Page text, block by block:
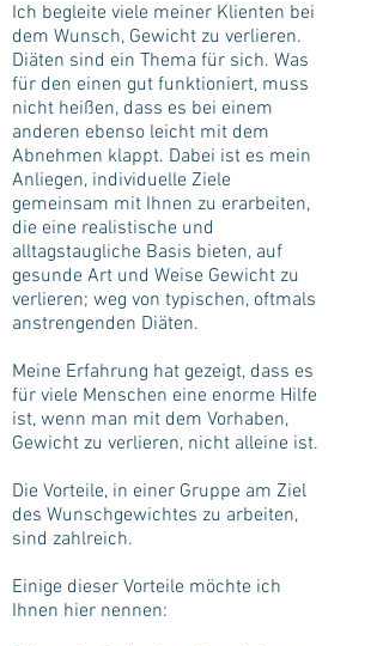
Ich begleite viele meiner Klienten bei
dem Wunsch, Gewicht zu verlieren.
Diäten sind ein Thema für sich. Was
für den einen gut funktioniert, muss
nicht heißen, dass es bei einem
anderen ebenso leicht mit dem
Abnehmen klappt. Dabei ist es mein
Anliegen, individuelle Ziele
gemeinsam mit Ihnen zu erarbeiten,
die eine realistische und
alltagstaugliche Basis bieten, auf
gesunde Art und Weise Gewicht zu
verlieren; weg von typischen, oftmals
anstrengenden Diäten.
Meine Erfahrung hat gezeigt, dass es
für viele Menschen eine enorme Hilfe
ist, wenn man mit dem Vorhaben,
Gewicht zu verlieren, nicht alleine ist.
Die Vorteile, in einer Gruppe am Ziel
des Wunschgewichtes zu arbeiten,
sind zahlreich.
Einige dieser Vorteile möchte ich
Ihnen hier nennen: